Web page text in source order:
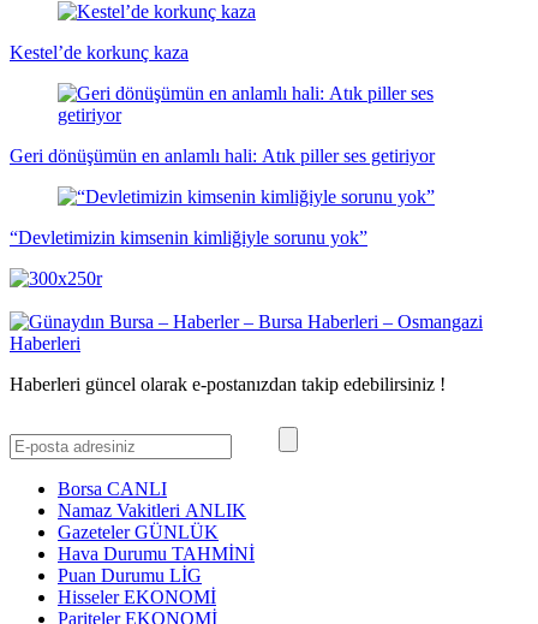
Kestel’de korkunç kaza
Geri dönüşümün en anlamlı hali: Atık piller ses getiriyor
“Devletimizin kimsenin kimliğiyle sorunu yok”
Haberleri güncel olarak e-postanızdan takip edebilirsiniz !
Borsa CANLI
Namaz Vakitleri ANLIK
GazetelerGÜNLÜK
Hava Durumu TAHMİNİ
Puan Durumu LİG
HisselerEKONOMİ
ParitelerEKONOMİ